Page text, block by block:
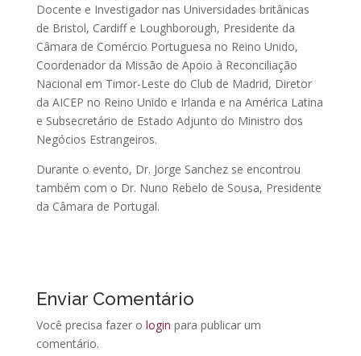
Docente e Investigador nas Universidades britânicas
de Bristol, Cardiff e Loughborough, Presidente da
Câmara de Comércio Portuguesa no Reino Unido,
Coordenador da Missão de Apoio à Reconciliação
Nacional em Timor-Leste do Club de Madrid, Diretor
da AICEP no Reino Unido e Irlanda e na América Latina
e Subsecretário de Estado Adjunto do Ministro dos
Negócios Estrangeiros.
Durante o evento, Dr. Jorge Sanchez se encontrou
também com o Dr. Nuno Rebelo de Sousa, Presidente
da Câmara de Portugal.
Enviar Comentário
Você precisa fazer o login para publicar um
comentário.